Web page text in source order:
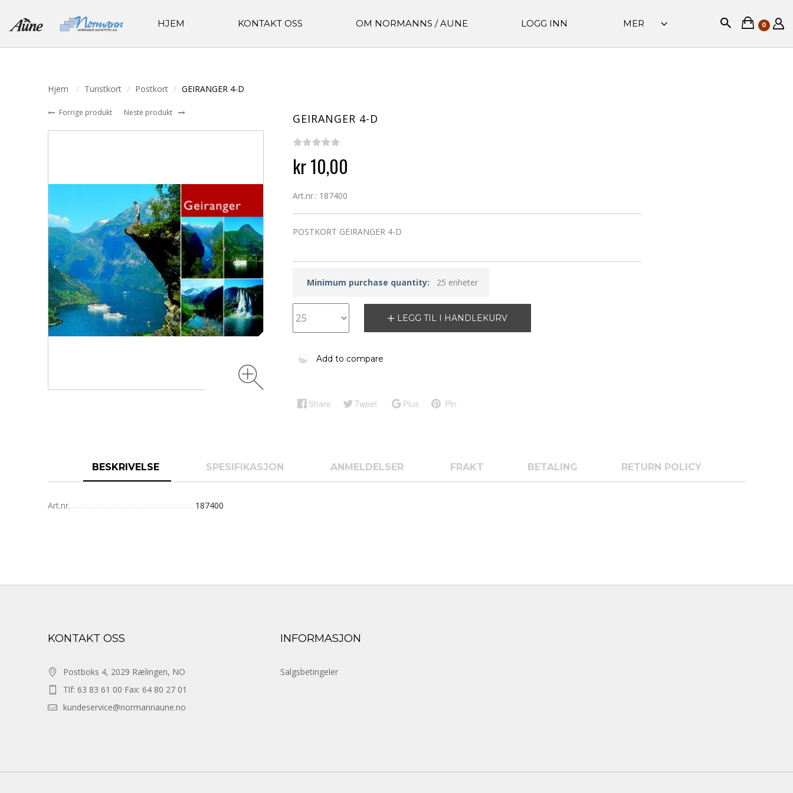
HJEM KONTAKT OSS OM NORMANNS / AUNE LOGG INN MER 0
Hjem Turistkort Postkort GEIRANGER 4-D
Forrige produkt Neste produkt GEIRANGER 4-D
kr 10,00
Art.nr.: 187400
POSTKORT GEIRANGER 4-D
Minimum purchase quantity: 25 enheter
LEGG TIL I HANDLEKURV
Add to compare
Share Tweet Plus Pin
BESKRIVELSE SPESIFIKASJON ANMELDELSER FRAKT BETALING RETURN POLICY
Art.nr. 187400
KONTAKT OSS
Postboks 4, 2029 Rælingen, NO
Tlf: 63 83 61 00 Fax: 64 80 27 01
kundeservice@normannaune.no
INFORMASJON
Salgsbetingeler